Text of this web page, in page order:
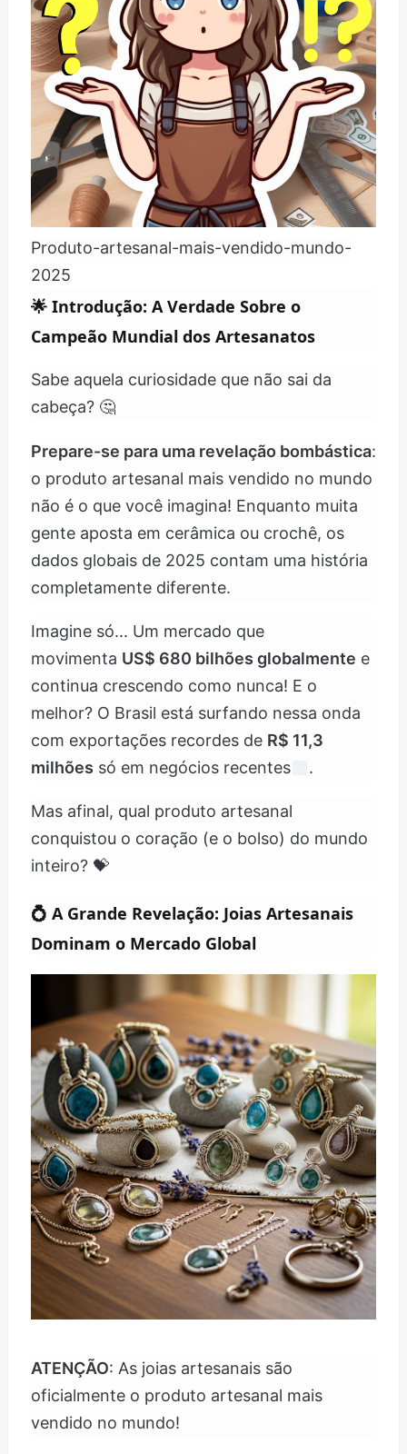
Produto-artesanal-mais-vendido-mundo-
2025
🌟 Introdução: A Verdade Sobre o
Campeão Mundial dos Artesanatos
Sabe aquela curiosidade que não sai da
cabeça? 🤔
Prepare-se para uma revelação bombástica:
o produto artesanal mais vendido no mundo
não é o que você imagina! Enquanto muita
gente aposta em cerâmica ou crochê, os
dados globais de 2025 contam uma história
completamente diferente.
Imagine só... Um mercado que
movimenta US$ 680 bilhões globalmente e
continua crescendo como nunca! E o
melhor? O Brasil está surfando nessa onda
com exportações recordes de R$ 11,3
milhões só em negócios recentes .
Mas afinal, qual produto artesanal
conquistou o coração (e o bolso) do mundo
inteiro? 💝
💍 A Grande Revelação: Joias Artesanais
Dominam o Mercado Global
ATENÇÃO: As joias artesanais são
oficialmente o produto artesanal mais
vendido no mundo!